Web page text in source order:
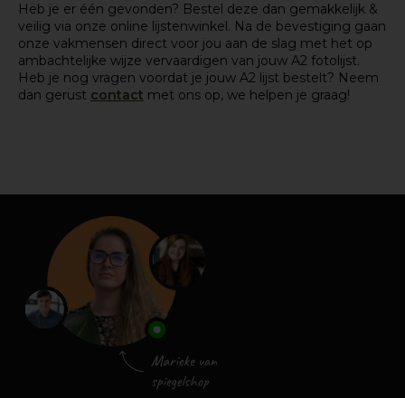
Heb je er één gevonden? Bestel deze dan gemakkelijk &
veilig via onze online lijstenwinkel. Na de bevestiging gaan
onze vakmensen direct voor jou aan de slag met het op
ambachtelijke wijze vervaardigen van jouw A2 fotolijst.
Heb je nog vragen voordat je jouw A2 lijst bestelt? Neem
dan gerust contact met ons op, we helpen je graag!